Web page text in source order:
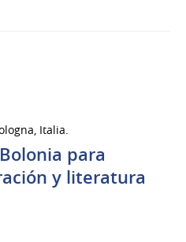
Italia.
para
y literatura